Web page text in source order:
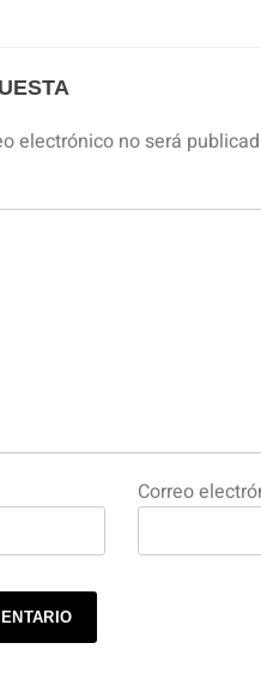
electrónico no será
Correo